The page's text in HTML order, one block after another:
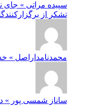
سپیده مراتی » جای
تشکر از
محمدنامداراصل »
ساناز شمسی پور »